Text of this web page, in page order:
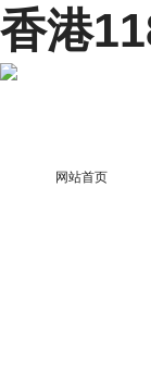
香港
网站首页